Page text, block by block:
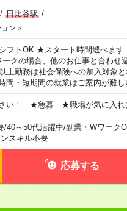
/ 日比谷駅/
ン＞
フトOK ★スタート時間選べます
クの場合、他のお仕事と合わ
上勤務は社会保険への加入対象
間・短期間の就業はご案内が難
い！ ★急募 ★職場が気に入れ
/40～50代活躍中/副業・Wワーク
スキル不要
応募する